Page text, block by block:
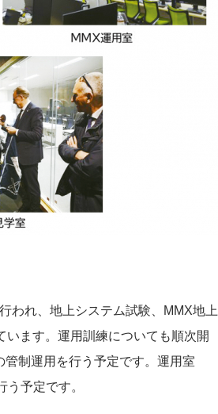
われ、地上システム試験、MMX地上
ます。運用訓練についても順次開
制運用を行う予定です。運用室
予定です。